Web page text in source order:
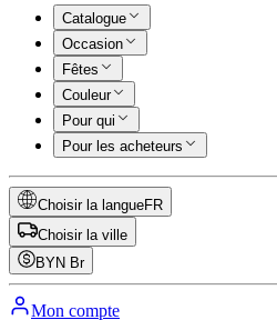
Catalogue
Occasion
Fêtes
Couleur
Pour qui
Pour les acheteurs
Choisir la langueFR
Choisir la ville
BYN Br
Mon compte